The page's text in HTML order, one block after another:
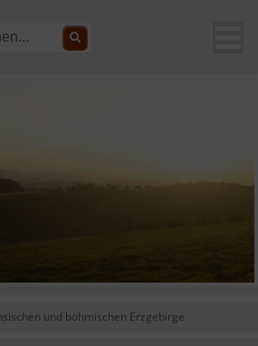
und böhmischen Erzgebirge